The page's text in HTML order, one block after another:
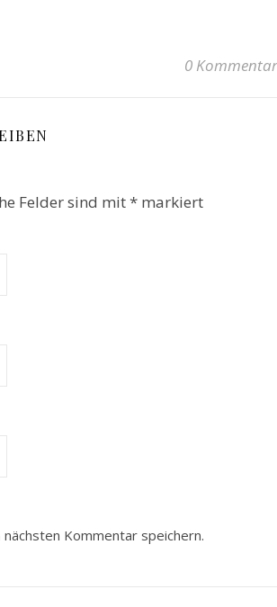
0
Felder sind mit* markiert
Kommentar speichern.